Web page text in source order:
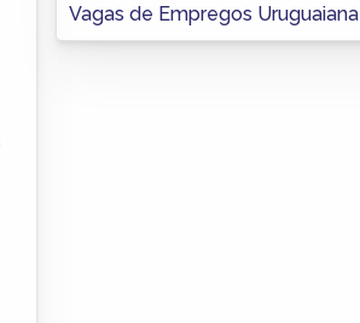
Vagas de Empregos Uruguaiana